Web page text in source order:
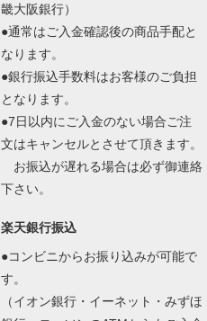
畿大阪銀行）
●通常はご入金確認後の商品手配と
なります。
●銀行振込手数料はお客様のご負担
となります。
●7日以内にご入金のない場合ご注
文はキャンセルとさせて頂きます。
お振込が遅れる場合は必ず御連絡
下さい。
楽天銀行振込
●コンビニからお振り込みが可能で
す。
（イオン銀行・イーネット・みずほ